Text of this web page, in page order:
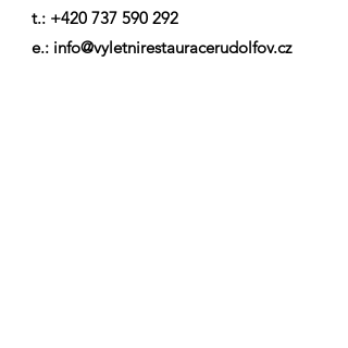
t.: +420 737 590 292
e.: info@vyletnirestauracerudolfov.cz